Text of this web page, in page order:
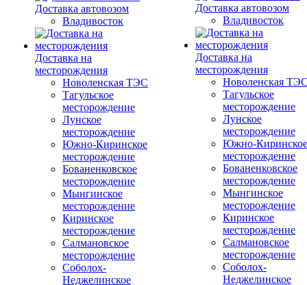
Доставка автовозом
Владивосток
Доставка на
месторождения
Новоленская ТЭС
Тагульское
месторождение
Лунское
месторождение
Южно-Киринское
месторождение
Бованенковское
месторождение
Мынгинское
месторождение
Киринское
месторождение
Салмановское
месторождение
Соболох-
Неджелинское
Доставка автовозом
Владивосток
Доставка на
месторождения
Новоленская
Тагульское
месторождение
Лунское
месторождение
Южно-Киринское
месторождение
Бованенковское
месторождение
Мынгинское
месторождение
Киринское
месторождение
Салмановское
месторождение
Соболох-
Неджелинское